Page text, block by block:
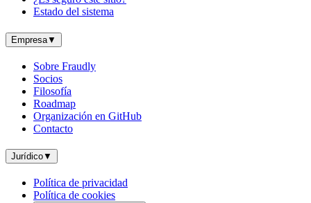
Estado del sistema
Empresa▼
Sobre Fraudly
Socios
Filosofía
Roadmap
Organización en GitHub
Contacto
Jurídico▼
Política de privacidad
Política de cookies